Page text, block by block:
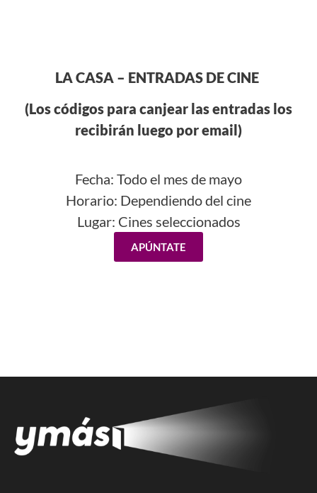
LA CASA – ENTRADAS DE CINE
(Los códigos para canjear las entradas los
recibirán luego por email)
Fecha: Todo el mes de mayo
Horario: Dependiendo del cine
Lugar: Cines seleccionados
APÚNTATE